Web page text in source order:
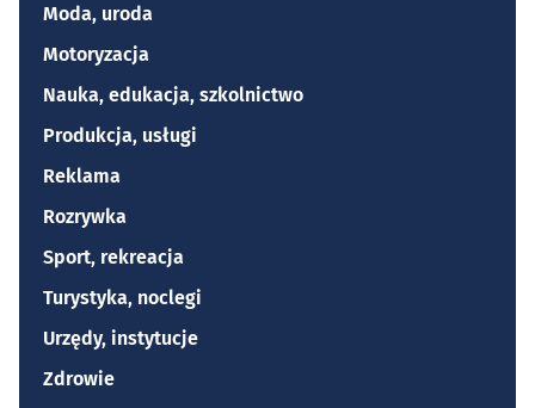
Moda, uroda
Motoryzacja
Nauka, edukacja, szkolnictwo
Produkcja, usługi
Reklama
Rozrywka
Sport, rekreacja
Turystyka, noclegi
Urzędy, instytucje
Zdrowie